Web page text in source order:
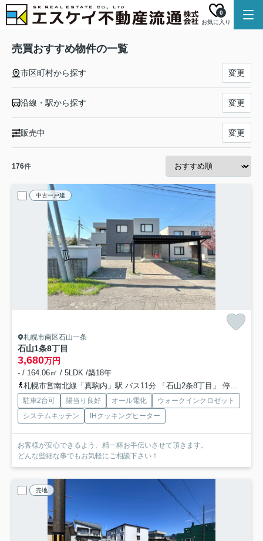
お気に入り
0
売買おすすめ物件の一覧
市区町村から探す 変更
沿線・駅から探す 変更
販売中 変更
176件
中古一戸建
札幌市南区石山一条
石山1条8丁目
3,680万円
- / 164.06㎡ / 5LDK /築18年
札幌市営南北線「真駒内」駅 バス11分 「石山2条8丁目」 停歩4分
駐車2台可 陽当り良好 オール電化
ウォークインクロゼット
システムキッチン
IHクッキングヒーター
お客様が安心できるよう、精一杯お手伝いさせて頂きます。
どんな些細な事でもお気軽にご相談下さい！
売地